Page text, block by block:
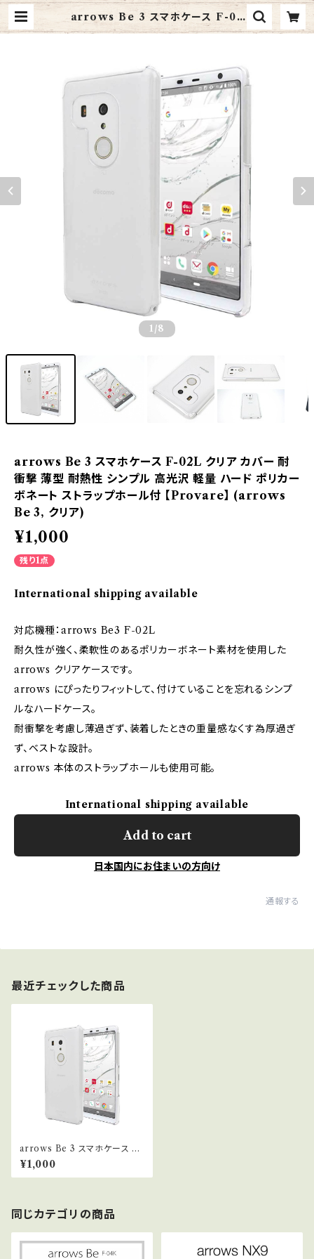
arrows Be 3 スマホケース F-02
L クリア カバー 耐衝撃 薄型 耐熱性
Web Shop NITT
1 /8
arrows Be 3 スマホケース F-02L クリア カバー 耐
衝撃 薄型 耐熱性 シンプル 高光沢 軽量 ハード ポリカー
ボネート ストラップホール付 【Provare】 (arrows
Be 3, クリア)
¥1,000
残り1点
International shipping available
対応機種：arrows Be3 F-02L
耐久性が強く、柔軟性のあるポリカーボネート素材を使用した
arrows クリアケースです。
arrows にぴったりフィットして、付けていることを忘れるシンプ
ルなハードケース。
耐衝撃を考慮し薄過ぎず、装着したときの重量感なくす為厚過ぎ
ず、ベストな設計。
arrows 本体のストラップホールも使用可能。
International shipping available
Add to cart
日本国内にお住まいの方向け
通報する
最近チェックした商品
arrows Be 3 スマホケース F-
02L クリア カバー 耐衝撃 薄型
耐熱性 シンプル 高光沢 軽量 ハ
ード ポリカーボネート ストラッ
¥1,000
同じカテゴリの商品